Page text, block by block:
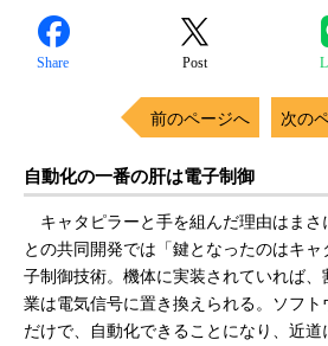
Share Post
前のページへ 次の
自動化の一番の肝は電子制御
キャタピラーと手を組んだ理由はまさ
との共同開発では「鍵となったのはキ
子制御技術。機体に実装されていれば
業は電気信号に置き換えられる。ソフ
だけで、自動化できることになり、近